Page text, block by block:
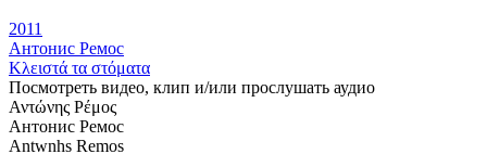
2011
Антонис Ремос
Κλειστά τα στόματα
Посмотреть видео, клип и/или прослушать аудио
Αντώνης Ρέμος
Антонис Ремос
Antwnhs Remos